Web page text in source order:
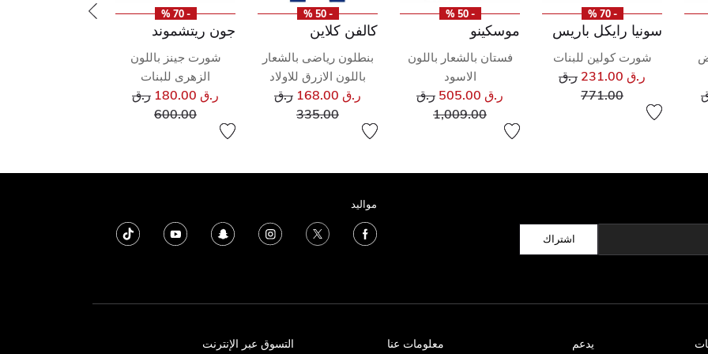
مخفض من
- 70 %
سونيا رايكل باريس
شورت كولين للبنات
ر.ق 231.00 سعر مخفض من
ر.ق
771.00إلى
- 50 %
موسكينو
فستان بالشعار باللون
الاسود
ر.ق 505.00 سعر مخفض من
ر.ق
1,009.00إلى
- 50 %
كالفن كلاين
بنطلون رياضى بالشعار
باللون الازرق للاولاد
ر.ق 168.00 سعر مخفض من
ر.ق
335.00إلى
- 70 %
جون ريتشموند
شورت جينز باللون
الزهرى للبنات
ر.ق 180.00 سعر مخفض من
ر.ق
600.00إلى
اشتراك
مواليد
يدعم معلومات عنا التسوق عبر الإنترنت